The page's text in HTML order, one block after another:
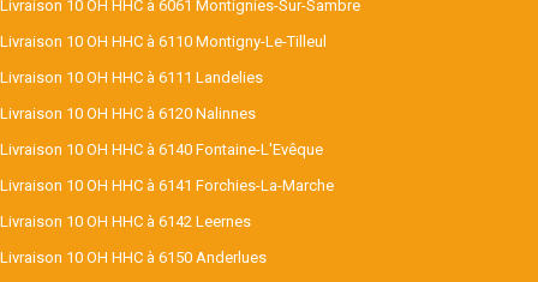
Livraison 10 OH HHC à 6061 Montignies-Sur-Sambre
Livraison 10 OH HHC à 6110 Montigny-Le-Tilleul
Livraison 10 OH HHC à 6111 Landelies
Livraison 10 OH HHC à 6120 Nalinnes
Livraison 10 OH HHC à 6140 Fontaine-L'Evêque
Livraison 10 OH HHC à 6141 Forchies-La-Marche
Livraison 10 OH HHC à 6142 Leernes
Livraison 10 OH HHC à 6150 Anderlues